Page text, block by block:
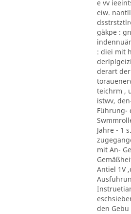
e vv
eiw.
gäkpe :
: diei mit
derart der
teichrm ,
istwv,
Führung-
Jahre - 1
mit An-
Antiel 1V
den Gebu